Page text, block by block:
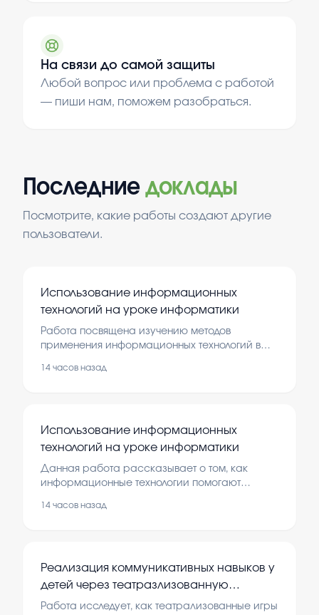
На связи до самой защиты
Любой вопрос или проблема с работой
— пиши нам, поможем разобраться.
Последние доклады
Посмотрите, какие работы создают другие
пользователи.
Использование информационных
технологий на уроке информатики
Работа посвящена изучению методов
применения информационных технологий в
Рассматриваются современные инструменты
14 часов назад
Использование информационных
технологий на уроке информатики
Данная работа рассказывает о том, как
информационные технологии помогают
Изучение этого важно для развития навыков
14 часов назад
Реализация коммуникативных навыков у
детей через театразлизованную
деятельность
Работа исследует, как театрализованные игры